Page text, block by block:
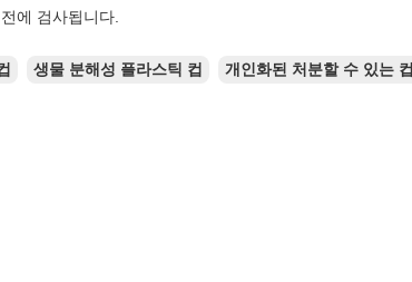
에 검사됩니다.
생물 분해성 플라스틱 컵 개인화된 처분할 수 있는 컵